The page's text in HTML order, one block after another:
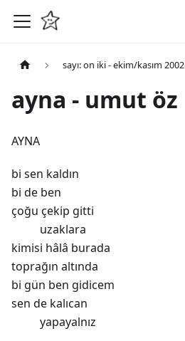
sayı: on iki - ekim/kasım 2002
ayna - umut öz
AYNA
bi sen kaldın
bi de ben
çoğu çekip gitti
uzaklara
kimisi hâlâ burada
toprağın altında
bi gün ben gidicem
sen de kalıcan
yapayalnız